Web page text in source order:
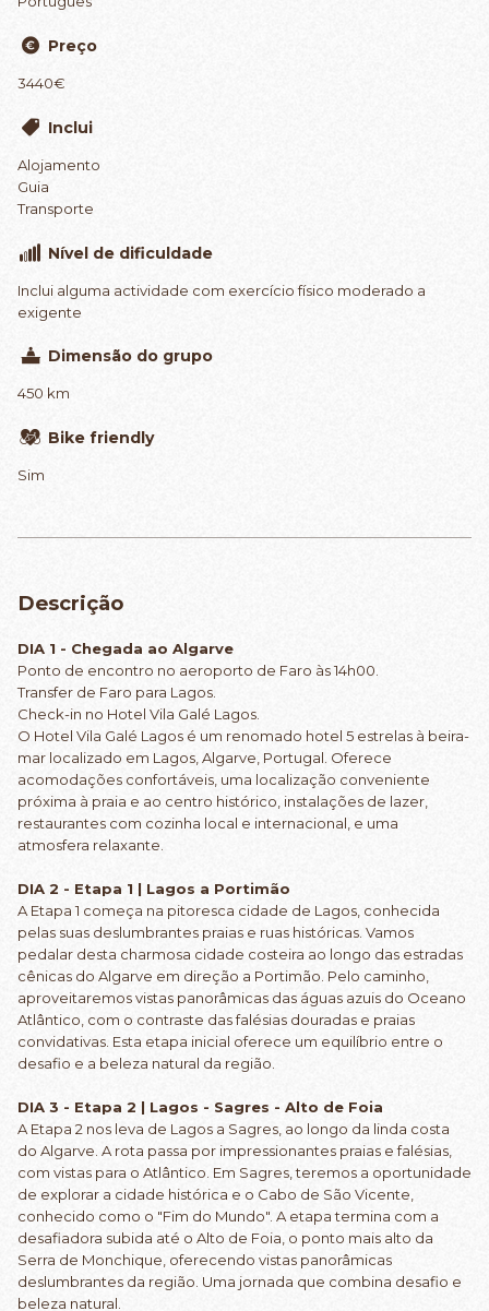
Preço
3440€
Inclui
Alojamento
Guia
Transporte
Nível de dificuldade
Inclui alguma actividade com exercício físico moderado a
exigente
Dimensão do grupo
450 km
Bike friendly
Sim
Descrição
DIA 1 - Chegada ao Algarve
Ponto de encontro no aeroporto de Faro às 14h00.
Transfer de Faro para Lagos.
Check-in no Hotel Vila Galé Lagos.
O Hotel Vila Galé Lagos é um renomado hotel 5 estrelas à beira-
mar localizado em Lagos, Algarve, Portugal. Oferece
acomodações confortáveis, uma localização conveniente
próxima à praia e ao centro histórico, instalações de lazer,
restaurantes com cozinha local e internacional, e uma
atmosfera relaxante.
DIA 2 - Etapa 1 | Lagos a Portimão
A Etapa 1 começa na pitoresca cidade de Lagos, conhecida
pelas suas deslumbrantes praias e ruas históricas. Vamos
pedalar desta charmosa cidade costeira ao longo das estradas
cênicas do Algarve em direção a Portimão. Pelo caminho,
aproveitaremos vistas panorâmicas das águas azuis do Oceano
Atlântico, com o contraste das falésias douradas e praias
convidativas. Esta etapa inicial oferece um equilíbrio entre o
desafio e a beleza natural da região.
DIA 3 - Etapa 2 | Lagos - Sagres - Alto de Foia
A Etapa 2 nos leva de Lagos a Sagres, ao longo da linda costa
do Algarve. A rota passa por impressionantes praias e falésias,
com vistas para o Atlântico. Em Sagres, teremos a oportunidade
de explorar a cidade histórica e o Cabo de São Vicente,
conhecido como o "Fim do Mundo". A etapa termina com a
desafiadora subida até o Alto de Foia, o ponto mais alto da
Serra de Monchique, oferecendo vistas panorâmicas
deslumbrantes da região. Uma jornada que combina desafio e
beleza natural.